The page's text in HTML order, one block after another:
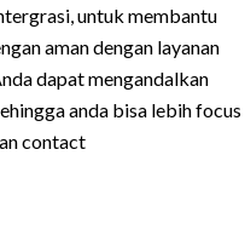
untuk membantu
aman dengan layanan
dapat mengandalkan
anda bisa lebih focus
contact